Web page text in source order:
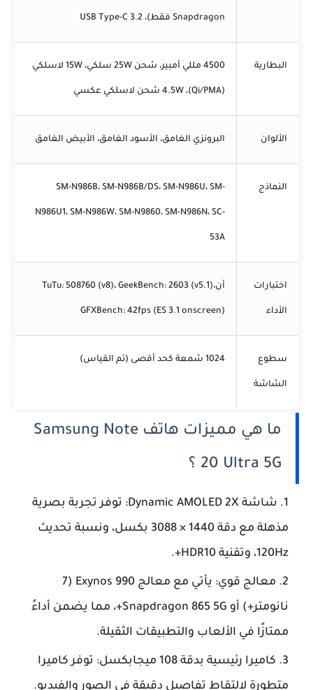
Snapdragon فقط)، USB Type-C 3.2
البطارية 4500 مللي أمبير، شحن 25W سلكي، 15W لاسلكي
(Qi/PMA)، 4.5W شحن لاسلكي عكسي
الألوان البرونزي الغامق، الأسود الغامق، الأبيض الغامق
النماذج SM-N986B، SM-N986B/DS، SM-N986U، SM-
N986U1، SM-N986W، SM-N9860، SM-N986N، SC-
53A
اختبارات
الأداء
أنTuTu: 508760 (v8)، GeekBench: 2603 (v5.1)،
GFXBench: 42fps (ES 3.1 onscreen)
سطوع
الشاشة
1024 شمعة كحد أقصى (تم القياس)
ما هي مميزات هاتف Samsung Note
20 Ultra 5G ؟
شاشة Dynamic AMOLED 2X: توفر تجربة بصرية
مذهلة مع دقة 1440 × 3088 بكسل، ونسبة تحديث
120Hz، وتقنية HDR10+.
معالج قوي: يأتي مع معالج Exynos 990 (7
نانومتر+) أو Snapdragon 865 5G+، مما يضمن أداءً
ممتازًا في الألعاب والتطبيقات الثقيلة.
كاميرا رئيسية بدقة 108 ميجابكسل: توفر كاميرا
متطورة لالتقاط تفاصيل دقيقة في الصور والفيديو.